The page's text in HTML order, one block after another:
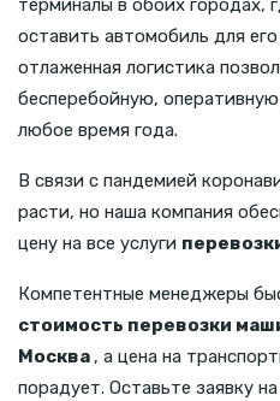
терминалы в обоих городах,
оставить автомобиль для
отлаженная логистика
бесперебойную,
любое время года.
В связи с пандемией
расти, но наша компания
цену на все услуги
Компетентные менеджеры
стоимость перевозки
Москва , а цена на
порадует. Оставьте заявку